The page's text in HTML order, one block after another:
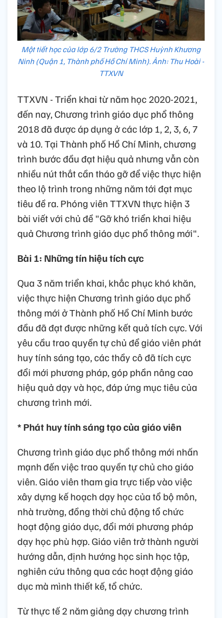
Một tiết học của lớp 6/2 Trường THCS Huỳnh Khương
Ninh (Quận 1, Thành phố Hồ Chí Minh). Ảnh: Thu Hoài -
TTXVN
TTXVN - Triển khai từ năm học 2020-2021,
đến nay, Chương trình giáo dục phổ thông
2018 đã được áp dụng ở các lớp 1, 2, 3, 6, 7
và 10. Tại Thành phố Hồ Chí Minh, chương
trình bước đầu đạt hiệu quả nhưng vẫn còn
nhiều nút thắt cần tháo gỡ để việc thực hiện
theo lộ trình trong những năm tới đạt mục
tiêu đề ra. Phóng viên TTXVN thực hiện 3
bài viết với chủ đề "Gỡ khó triển khai hiệu
quả Chương trình giáo dục phổ thông mới".
Bài 1: Những tín hiệu tích cực
Qua 3 năm triển khai, khắc phục khó khăn,
việc thực hiện Chương trình giáo dục phổ
thông mới ở Thành phố Hồ Chí Minh bước
đầu đã đạt được những kết quả tích cực. Với
yêu cầu trao quyền tự chủ để giáo viên phát
huy tính sáng tạo, các thầy cô đã tích cực
đổi mới phương pháp, góp phần nâng cao
hiệu quả dạy và học, đáp ứng mục tiêu của
chương trình mới.
* Phát huy tính sáng tạo của giáo viên
Chương trình giáo dục phổ thông mới nhấn
mạnh đến việc trao quyền tự chủ cho giáo
viên. Giáo viên tham gia trực tiếp vào việc
xây dựng kế hoạch dạy học của tổ bộ môn,
nhà trường, đồng thời chủ động tổ chức
hoạt động giáo dục, đổi mới phương pháp
dạy học phù hợp. Giáo viên trở thành người
hướng dẫn, định hướng học sinh học tập,
nghiên cứu thông qua các hoạt động giáo
dục mà mình thiết kế, tổ chức.
Từ thực tế 2 năm giảng dạy chương trình